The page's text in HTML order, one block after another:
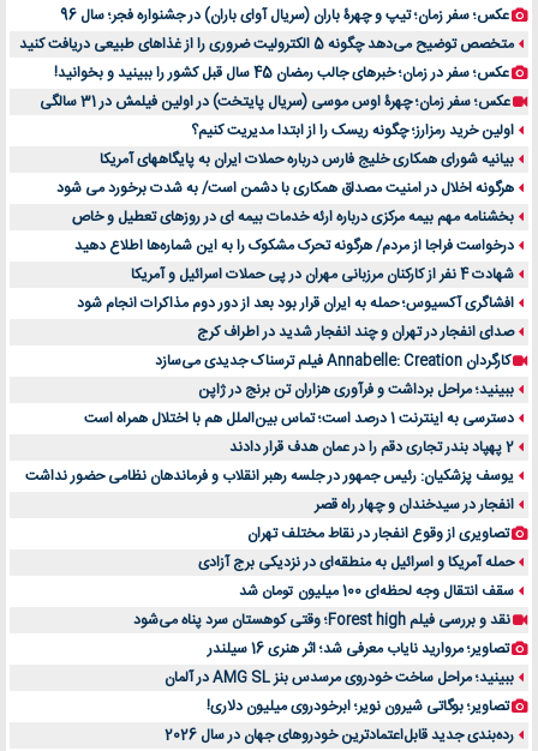
عکس؛ سفر زمان؛ تیپ و چهرۀ باران (سریال آوای باران) در جشنواره فجر؛ سال 96
متخصص توضیح می‌دهد چگونه 5 الکترولیت ضروری را از غذاهای طبیعی دریافت کنید
عکس؛ سفر در زمان؛ خبرهای جالب رمضان 45 سال قبل کشور را ببینید و بخوانید!
عکس؛ سفر زمان؛ چهرۀ اوس موسی (سریال پایتخت) در اولین فیلمش در 31 سالگی
اولین خرید رمزارز؛ چگونه ریسک را از ابتدا مدیریت کنیم؟
بیانیه شورای همکاری خلیج فارس درباره حملات ایران به پایگاههای آمریکا
هرگونه اخلال در امنیت مصداق همکاری با دشمن است/ به شدت برخورد می شود
بخشنامه مهم بیمه مرکزی درباره ارئه خدمات بیمه ای در روزهای تعطیل و خاص
درخواست فراجا از مردم/ هرگونه تحرک مشکوک را به این شماره‌ها اطلاع دهید
شهادت 4 نفر از کارکنان مرزبانی مهران در پی حملات اسرائیل و آمریکا
افشاگری آکسیوس؛ حمله به ایران قرار بود بعد از دور دوم مذاکرات انجام شود
صدای انفجار در تهران و چند انفجار شدید در اطراف کرج
کارگردان Annabelle: Creation فیلم ترسناک جدیدی می‌سازد
ببینید؛ مراحل برداشت و فرآوری هزاران تن برنج در ژاپن
دسترسی به اینترنت 1 درصد است؛ تماس بین‌الملل هم با اختلال همراه است
2 پهپاد بندر تجاری دقم را در عمان هدف قرار دادند
یوسف پزشکیان: رئیس جمهور در جلسه رهبر انقلاب و فرماندهان نظامی حضور نداشت
انفجار در سیدخندان و چهار راه قصر
تصاویری از وقوع انفجار در نقاط مختلف تهران
حمله آمریکا و اسرائیل به منطقه‌ای در نزدیکی برج آزادی
سقف انتقال وجه لحظه‌ای 100 میلیون تومان شد
نقد و بررسی فیلم Forest high؛ وقتی کوهستان سرد پناه می‌شود
تصاویر؛ مروارید نایاب معرفی شد؛ اثر هنری 16 سیلندر
ببینید؛ مراحل ساخت خودروی مرسدس بنز AMG SL در آلمان
تصاویر؛ بوگاتی شیرون نویر؛ ابرخودروی میلیون دلاری!
رده‌بندی جدید قابل‌اعتمادترین خودروهای جهان در سال 2026